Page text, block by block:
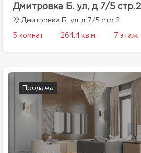
Дмитровка Б. ул, д 7/5 стр.2
Дмитровка Б. ул, д 7/5 стр.2
5 комнат 264.4 кв.м. 7 этаж
Продажа